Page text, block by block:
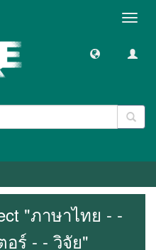
"ภาษาไทย - -
ร์ - - วิจัย"